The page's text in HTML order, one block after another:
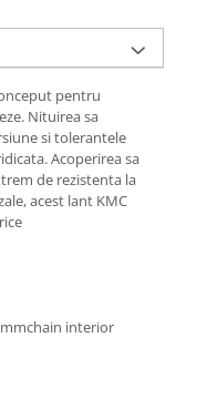
pentru
Nituirea sa
si tolerantele
Acoperirea sa
de rezistenta la
acest lant KMC
interior